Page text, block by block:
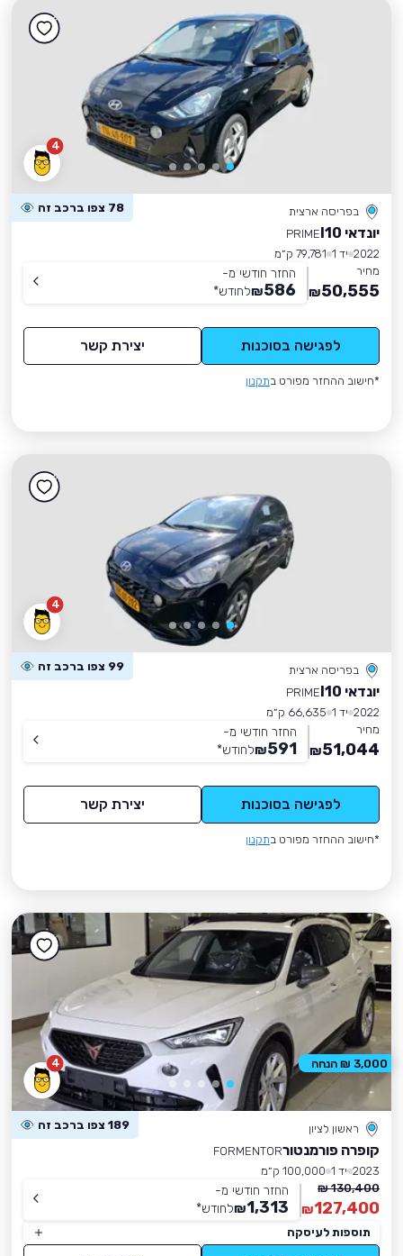
4
בפריסה ארצית 78 צפו ברכב זה
יונדאי I10
PRIME
2022 יד 1
79,781 ק״מ
מחיר
50,555
₪
החזר חודשי מ-
586
₪לחודש*
לפגישה בסוכנות יצירת קשר
*חישוב ההחזר מפורט בתקנון
4
בפריסה ארצית 99 צפו ברכב זה
יונדאי I10
PRIME
2022 יד 1
66,635 ק״מ
מחיר
51,044
₪
החזר חודשי מ-
591
₪לחודש*
לפגישה בסוכנות יצירת קשר
*חישוב ההחזר מפורט בתקנון
4
ראשון לציון 189 צפו ברכב זה
קופרה פורמנטורFORMENTOR
2023 יד 1
100,000 ק״מ
130,400 ₪
127,400
₪
החזר חודשי מ-
1,313
₪לחודש*
תוספות לעיסקה
3,000 ₪ הנחה